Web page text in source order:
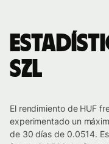
SZL
El rendimiento de HUF
experimentado un
de 30 días de 0.0514.